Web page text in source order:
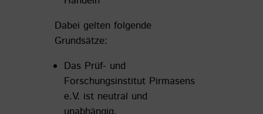
Dabei gelten folgende
Grundsätze:
Das Prüf- und
Forschungsinstitut Pirmasens
e.V. ist neutral und